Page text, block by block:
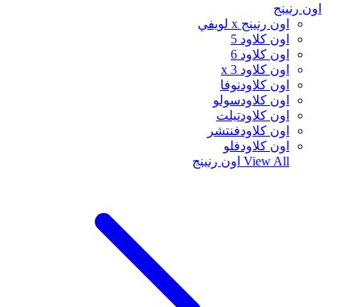
اون رنينج
اون رنينج x لويفي
اون كلاود 5
اون كلاود 6
اون كلاود x 3
اون كلاودنوفا
اون كلاودسولو
اون كلاودتيلت
اون كلاودفنتشر
اون كلاودفلو
View All اون رنينج